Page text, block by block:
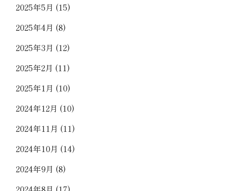
2025年5月 (15)
2025年4月 (8)
2025年3月 (12)
2025年2月 (11)
2025年1月 (10)
2024年12月 (10)
2024年11月 (11)
2024年10月 (14)
2024年9月 (8)